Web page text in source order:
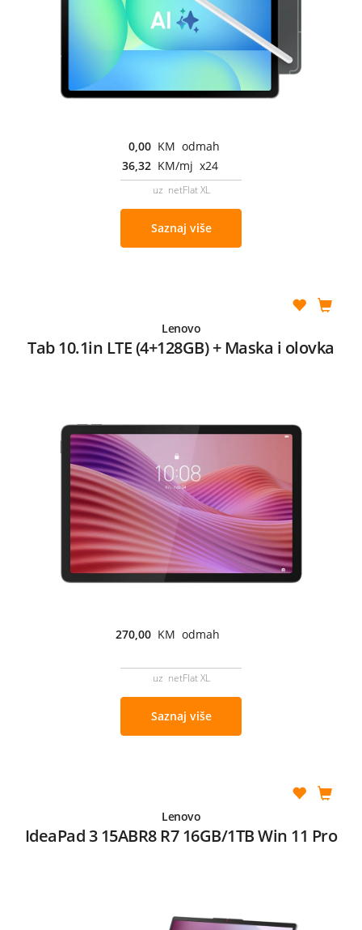
0,00 KM odmah
36,32 KM/mj x24
uz netFlat XL
Saznaj više
Lenovo
Tab 10.1in LTE (4+128GB) + Maska i olovka
270,00 KM odmah
uz netFlat XL
Saznaj više
Lenovo
IdeaPad 3 15ABR8 R7 16GB/1TB Win 11 Pro